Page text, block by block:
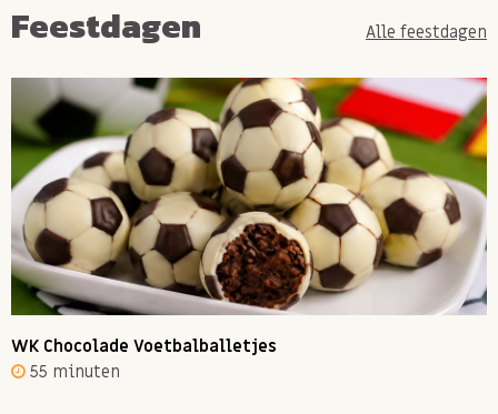
Feestdagen Alle feestdagen
WK Chocolade Voetbalballetjes
55 minuten